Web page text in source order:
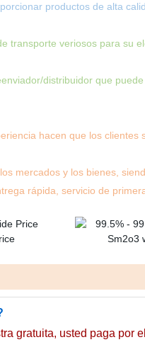
productos de alta
transporte veriosos para su
distribuidor que
hacen que los
mercados y los bienes,
rápida, servicio de
gratuita, usted paga por